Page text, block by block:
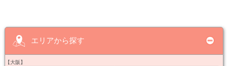
エリアから探す
【大阪】